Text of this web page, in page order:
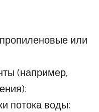
или
(например,
потока воды;